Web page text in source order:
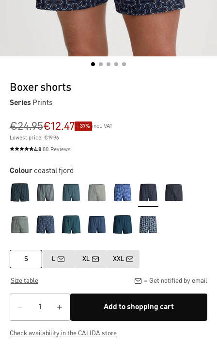
Boxer shorts
Series Prints
€24.95€12.47 - 37% incl. VAT
Lowest price: €19.96
Average rating of 4.8 out of 5 stars
4.8 80 Reviews
Colour coastal fjord
S L XL XXL
Size table = Get notified by email
Add to shopping cart
Check availability in the CALIDA store